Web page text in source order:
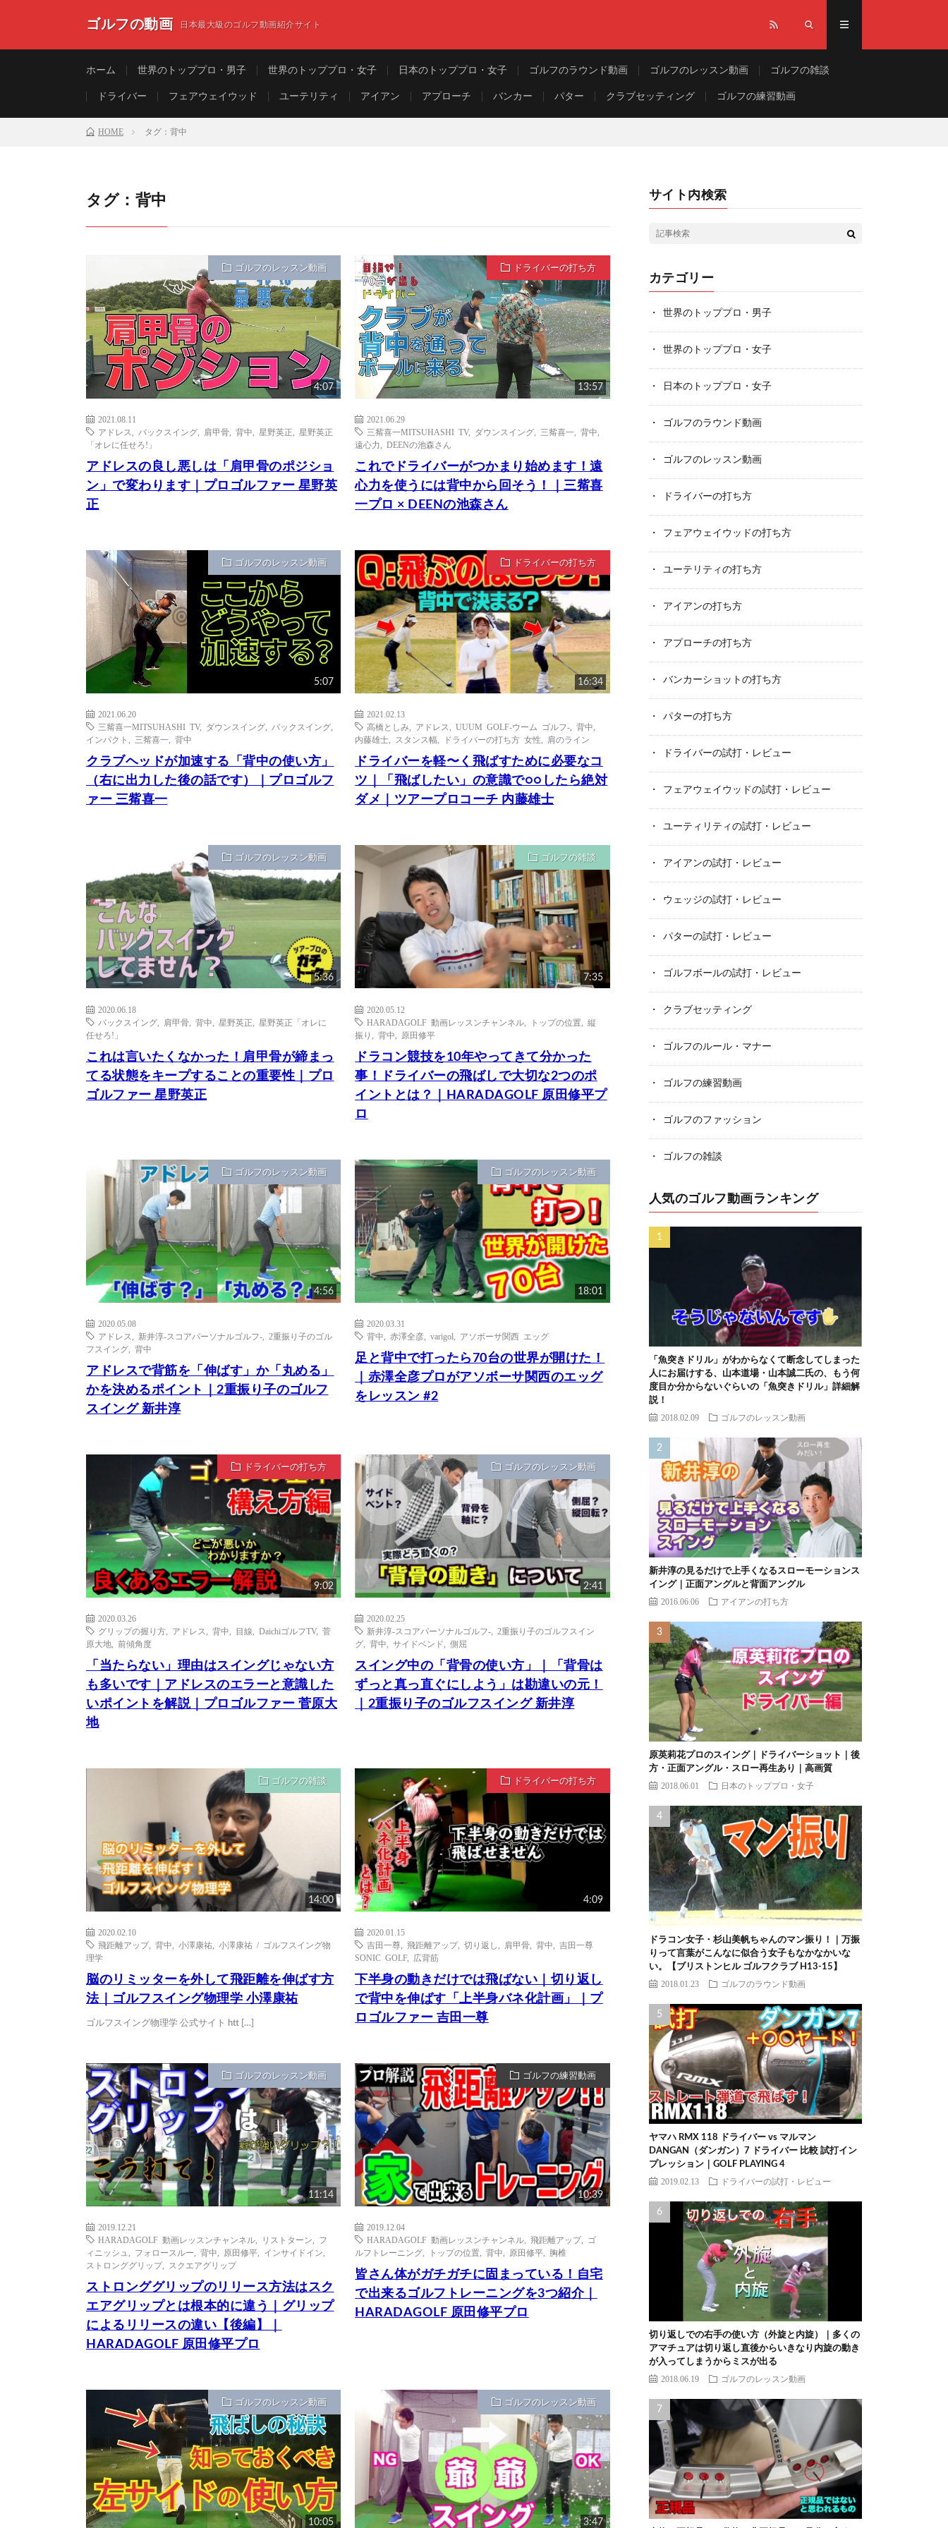
ゴルフの動画 日本最大級のゴルフ動画紹介サイト
ホーム 世界のトッププロ・男子 世界のトッププロ・女子 日本のトッププロ・女子 ゴルフのラウンド動画 ゴルフのレッスン動画 ゴルフの雑談
ドライバー フェアウェイウッド ユーテリティ アイアン アプローチ バンカー パター クラブセッティング ゴルフの練習動画
HOME タグ：背中
タグ：背中
ゴルフのレッスン動画
4:07
2021.08.11
アドレス
バックスイング 肩甲骨 背中 星野英正
星野英正
「オレに任せろ!」
アドレスの良し悪しは「肩甲骨のポジショ
ン」で変わります｜プロゴルファー 星野英
正
ドライバーの打ち方
13:57
2021.06.29
三觜喜一MITSUHASHI TV, ダウンスイング 三觜喜一 ,背中
遠心力
,DEENの池森さん
これでドライバーがつかまり始めます！遠
心力を使うには背中から回そう！｜三觜喜
一プロ × DEENの池森さん
ゴルフのレッスン動画
5:07
2021.06.20
三觜喜一MITSUHASHI TV, ダウンスイング バックスイング
インパクト
三觜喜一 背中
クラブヘッドが加速する「背中の使い方」
（右に出力した後の話です）｜プロゴルフ
ァー 三觜喜一
ドライバーの打ち方
16:34
2021.02.13
高橋としみ
アドレス ,UUUM GOLF-ウーム ゴルフ- ,背中
内藤雄士
スタンス幅 ドライバーの打ち方 女性 肩のライン
ドライバーを軽〜く飛ばすために必要なコ
ツ｜「飛ばしたい」の意識で○○したら絶対
ダメ｜ツアープロコーチ 内藤雄士
ゴルフのレッスン動画
5:36
2020.06.18
バックスイング
肩甲骨 背中 星野英正
星野英正「オレに
任せろ!」
これは言いたくなかった！肩甲骨が締まっ
てる状態をキープすることの重要性｜プロ
ゴルファー 星野英正
ゴルフの雑談
7:35
2020.05.12
HARADAGOLF 動画レッスンチャンネル
トップの位置 ,縦
振り
,背中 原田修平
ドラコン競技を10年やってきて分かった
事！ドライバーの飛ばしで大切な2つのポ
イントとは？｜HARADAGOLF 原田修平プ
ロ
ゴルフのレッスン動画
4:56
2020.05.08
アドレス
新井淳-スコアパーソナルゴルフ-
2重振り子のゴル
フスイング
背中
アドレスで背筋を「伸ばす」か「丸める」
かを決めるポイント｜2重振り子のゴルフ
スイング 新井淳
ゴルフのレッスン動画
18:01
2020.03.31
背中
赤澤全彦 ,varigol アソボーサ関西 エッグ
足と背中で打ったら70台の世界が開けた！
｜赤澤全彦プロがアソボーサ関西のエッグ
をレッスン #2
ドライバーの打ち方
9:02
2020.03.26
グリップの握り方
アドレス 背中 目線 DaichiゴルフTV, 菅
原大地
前傾角度
「当たらない」理由はスイングじゃない方
も多いです｜アドレスのエラーと意識した
いポイントを解説｜プロゴルファー 菅原大
地
ゴルフのレッスン動画
2:41
2020.02.25
新井淳-スコアパーソナルゴルフ- ,2重振り子のゴルフスイン
グ ,背中 ,サイドベンド ,側屈
スイング中の「背骨の使い方」｜「背骨は
ずっと真っ直ぐにしよう」は勘違いの元！
｜2重振り子のゴルフスイング 新井淳
ゴルフの雑談
14:00
2020.02.10
飛距離アップ, 背中 小澤康祐
小澤康祐 / ゴルフスイング物
理学
脳のリミッターを外して飛距離を伸ばす方
法｜ゴルフスイング物理学 小澤康祐
ゴルフスイング物理学 公式サイト htt […]
ドライバーの打ち方
4:09
2020.01.15
吉田一尊
,飛距離アップ,切り返し 肩甲骨 ,背中 ,吉田一尊
SONIC GOLF, 広背筋
下半身の動きだけでは飛ばない｜切り返し
で背中を伸ばす「上半身バネ化計画」｜プ
ロゴルファー 吉田一尊
ゴルフのレッスン動画
11:14
2019.12.21
HARADAGOLF 動画レッスンチャンネル
リストターン
フ
ィニッシュ
フォロースルー 背中 原田修平 インサイドイン
ストロンググリップ, スクエアグリップ
ストロンググリップのリリース方法はスク
エアグリップとは根本的に違う｜グリップ
によるリリースの違い【後編】｜
HARADAGOLF 原田修平プロ
ゴルフの練習動画
10:39
2019.12.04
HARADAGOLF 動画レッスンチャンネル ,飛距離アップ, ゴ
ルフトレーニング
トップの位置 ,背中 原田修平 胸椎
皆さん体がガチガチに固まっている！自宅
で出来るゴルフトレーニングを3つ紹介｜
HARADAGOLF 原田修平プロ
ゴルフのレッスン動画
10:05
ゴルフのレッスン動画
3:47
サイト内検索
カテゴリー
世界のトッププロ・男子
世界のトッププロ・女子
日本のトッププロ・女子
ゴルフのラウンド動画
ゴルフのレッスン動画
ドライバーの打ち方
フェアウェイウッドの打ち方
ユーテリティの打ち方
アイアンの打ち方
アプローチの打ち方
バンカーショットの打ち方
パターの打ち方
ドライバーの試打・レビュー
フェアウェイウッドの試打・レビュー
ユーティリティの試打・レビュー
アイアンの試打・レビュー
ウェッジの試打・レビュー
パターの試打・レビュー
ゴルフボールの試打・レビュー
クラブセッティング
ゴルフのルール・マナー
ゴルフの練習動画
ゴルフのファッション
ゴルフの雑談
人気のゴルフ動画ランキング
「魚突きドリル」がわからなくて断念してしまった
人にお届けする、山本道場・山本誠二氏の、もう何
度目か分からないぐらいの「魚突きドリル」詳細解
説！
2018.02.09 ゴルフのレッスン動画
新井淳の見るだけで上手くなるスローモーションス
イング｜正面アングルと背面アングル
2016.06.06 アイアンの打ち方
原英莉花プロのスイング｜ドライバーショット｜後
方・正面アングル・スロー再生あり｜高画質
2018.06.01 日本のトッププロ・女子
ドラコン女子・杉山美帆ちゃんのマン振り！｜万振
りって言葉がこんなに似合う女子もなかなかいな
い。【ブリストンヒル ゴルフクラブ H13-15】
2018.01.23 ゴルフのラウンド動画
ヤマハ RMX 118 ドライバー vs マルマン
DANGAN（ダンガン）7 ドライバー 比較 試打イン
プレッション｜GOLF PLAYING 4
2019.02.13 ドライバーの試打・レビュー
切り返しでの右手の使い方（外旋と内旋）｜多くの
アマチュアは切り返し直後からいきなり内旋の動き
が入ってしまうからミスが出る
2018.06.19 ゴルフのレッスン動画